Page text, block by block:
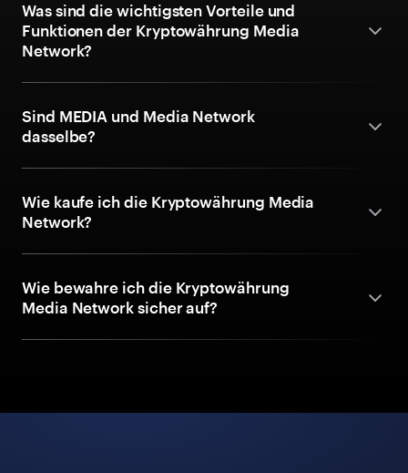
Was sind die wichtigsten Vorteile und
Funktionen der Kryptowährung Media
Network?
Sind MEDIA und Media Network
dasselbe?
Wie kaufe ich die Kryptowährung Media
Network?
Wie bewahre ich die Kryptowährung
Media Network sicher auf?